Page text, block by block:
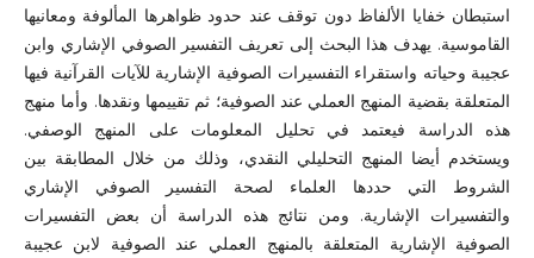
استبطان خفايا الألفاظ دون توقف عند حدود ظواهرها المألوفة ومعانيها
القاموسية. يهدف هذا البحث إلى تعريف التفسير الصوفي الإشاري وابن
عجيبة وحياته واستقراء التفسيرات الصوفية الإشارية للآيات القرآنية فيها
المتعلقة بقضية المنهج العملي عند الصوفية؛ ثم تقييمها ونقدها. وأما منهج
هذه الدراسة فيعتمد في تحليل المعلومات على المنهج الوصفي.
ويستخدم أيضا المنهج التحليلي النقدي، وذلك من خلال المطابقة بين
الشروط التي حددها العلماء لصحة التفسير الصوفي الإشاري
والتفسيرات الإشارية. ومن نتائج هذه الدراسة أن بعض التفسيرات
الصوفية الإشارية المتعلقة بالمنهج العملي عند الصوفية لابن عجيبة